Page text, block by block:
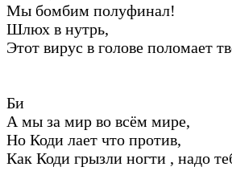
Мы бомбим полуфинал!
Шлюх в нутрь,
Этот вирус в голове поломает
Би
А мы за мир во всём мире,
Но Коди лает что против,
Как Коди грызли ногти , надо